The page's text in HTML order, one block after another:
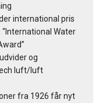
international pris
Water
og
luft/luft
fra 1926 får nyt